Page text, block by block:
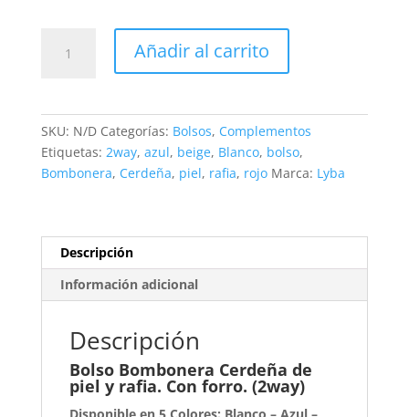
Bombonera
rafia.
Blanco
-
Azul
Beige
Añadir al carrito
SKU: N/D Categorías: Bolsos, Complementos
Etiquetas: 2way, azul, beige, Blanco, bolso,
Bombonera, Cerdeña, piel, rafia, rojo Marca: Lyba
Descripción
Información adicional
Descripción
Bolso Bombonera Cerdeña de
piel y rafia. Con forro. (2way)